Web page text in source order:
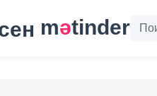
mәtinder